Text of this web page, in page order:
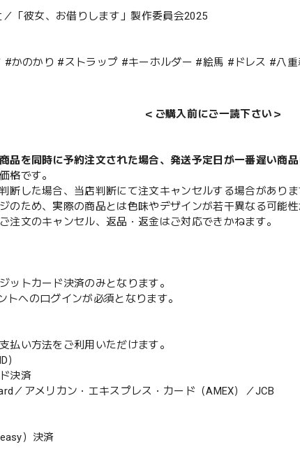
「彼女、お借りします」製作委員会2025
#かのかり #ストラップ #キーホルダー #絵馬 #ドレス #八重
＜ご購入前にご一読下さい＞
品を同時に予約注文された場合、発送予定日が一番遅い商
格です。
断した場合、当店判断にて注文キャンセルする場合がありま
のため、実際の商品とは色味やデザインが若干異なる可能性
注文のキャンセル、返品・返金はご対応できかねます。
ットカード決済のみとなります。
トへのログインが必須となります。
払い方法をご利用いただけます。
決済
アメリカン・エキスプレス・カード（AMEX）／JCB
）決済